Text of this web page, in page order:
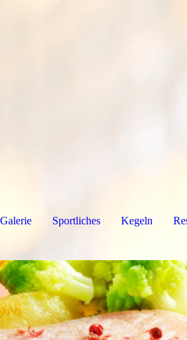
Galerie Sportliches Kegeln